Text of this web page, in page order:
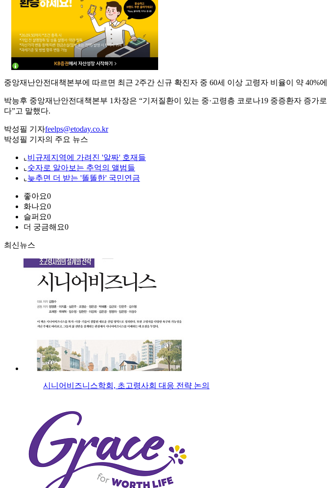
중앙재난안전대책본부에 따르면 최근 2주간 신규 확진자 중 60세 이상 고령자 비율이 약 40%에
박능후 중앙재난안전대책본부 1차장은 “기저질환이 있는 중·고령층 코로나19 중증환자 증
다”고 말했다.
박성필 기자feelps@etoday.co.kr
박성필 기자의 주요 뉴스
⌞ 비규제지역에 가려진 '알짜' 호재들
⌞ 숫자로 알아보는 추억의 앨범들
⌞ 늦추면 더 받는 '똘똘한' 국민연금
좋아요0
화나요0
슬퍼요0
더 궁금해요0
최신뉴스
시니어비즈니스학회, 초고령사회 대응 전략 논의